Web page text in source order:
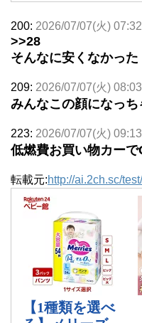
200: 2026/07/07(火)
>>28
そんなに安くなかった
209: 2026/07/07(火)
みんなこの顔になっち
223: 2026/07/07(火)
低燃費お買い物カー
転載元:http://ai.2ch.sc/